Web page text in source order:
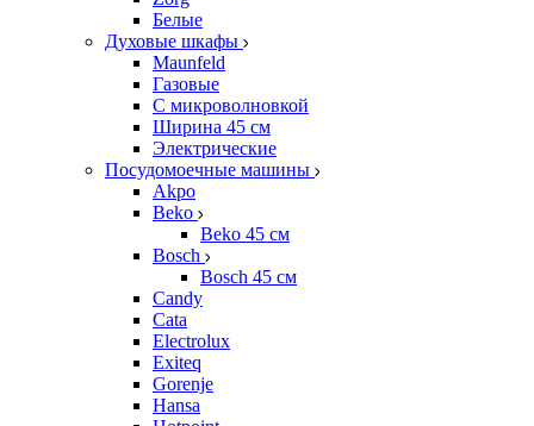
Белые
Духовые шкафы
Maunfeld
Газовые
С микроволновкой
Ширина 45 см
Электрические
Посудомоечные машины
Akpo
Beko
Beko 45 см
Bosch
Bosch 45 см
Candy
Cata
Electrolux
Exiteq
Gorenje
Hansa